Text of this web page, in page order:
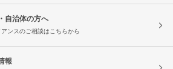
自治体の方へ
アンスのご相談はこちらから
報